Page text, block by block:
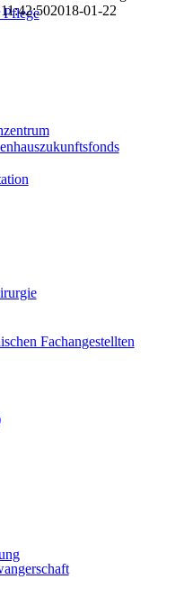
2018-01-22
Fachangestellten